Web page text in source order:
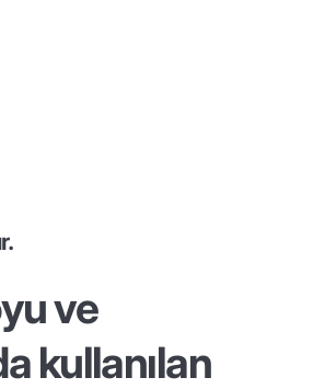
ve
kullanılan